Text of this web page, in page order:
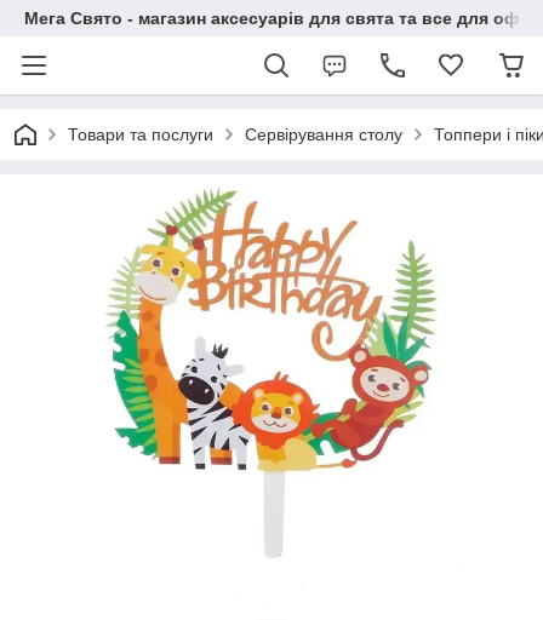
Мега Свято - магазин аксесуарів для свята та все для
Товари та послуги Сервірування столу Топпери і